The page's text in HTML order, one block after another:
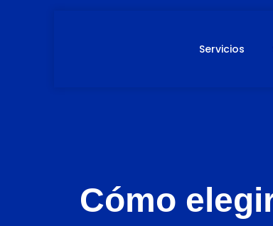
Servicios
Cómo